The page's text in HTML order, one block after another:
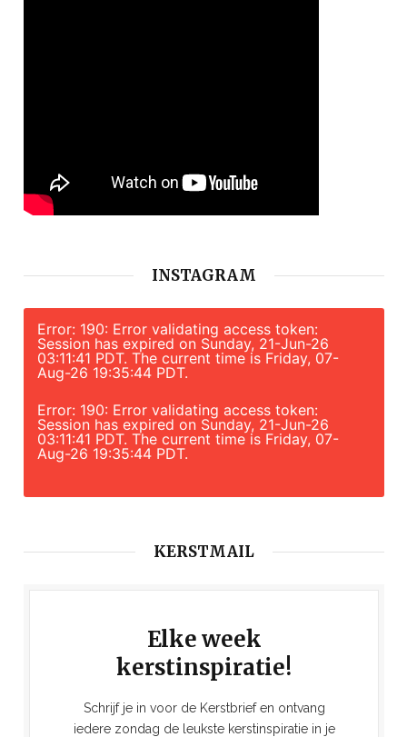
INSTAGRAM
Error: 190: Error validating access token:
Session has expired on Sunday, 21-Jun-26
03:11:41 PDT. The current time is Friday, 07-
Aug-26 19:35:44 PDT.
Error: 190: Error validating access token:
Session has expired on Sunday, 21-Jun-26
03:11:41 PDT. The current time is Friday, 07-
Aug-26 19:35:44 PDT.
KERSTMAIL
Elke week
kerstinspiratie!
Schrijf je in voor de Kerstbrief en ontvang
iedere zondag de leukste kerstinspiratie in je